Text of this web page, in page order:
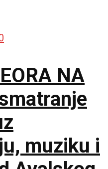
NA
muziku i